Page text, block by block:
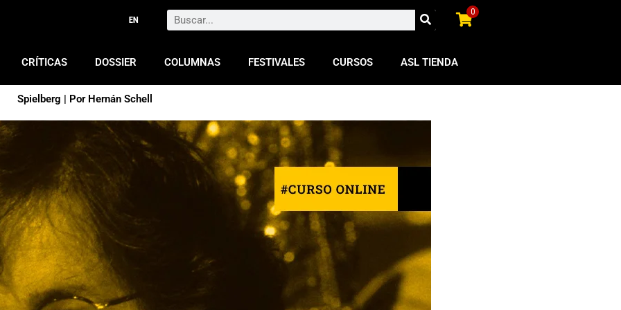
Search 0
CRÍTICAS DOSSIER COLUMNAS FESTIVALES CURSOS ASL TIENDA
Spielberg | Por Hernán Schell